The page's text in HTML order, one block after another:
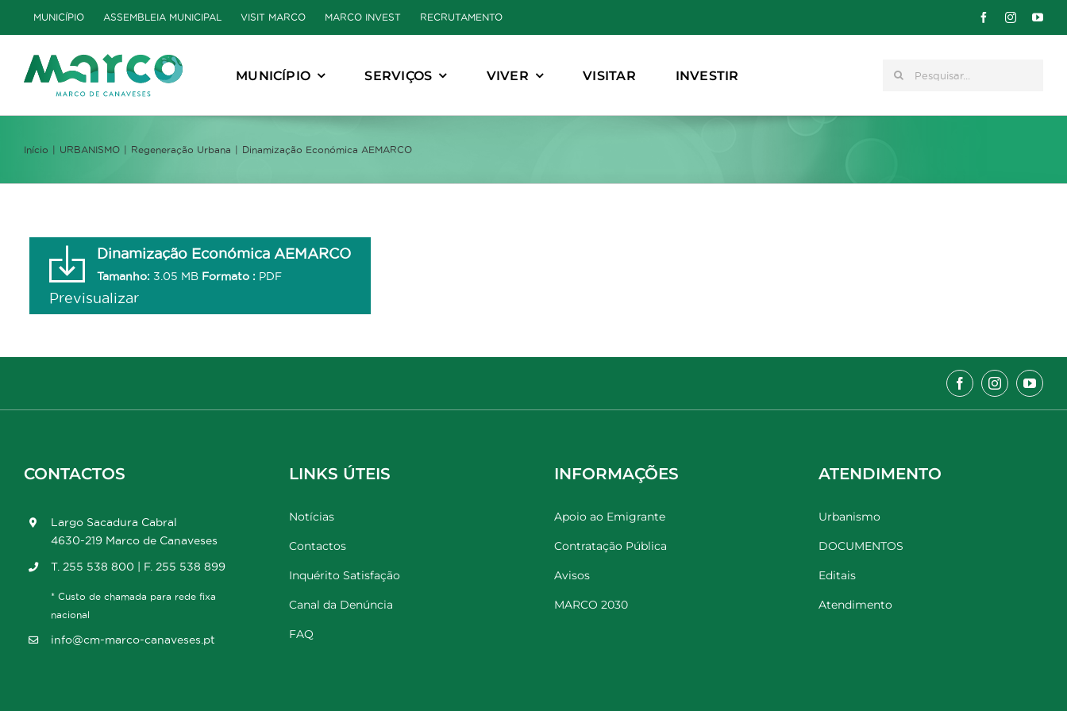
to
content
MUNICÍPIO ASSEMBLEIA MUNICIPAL VISIT MARCO MARCO INVEST RECRUTAMENTO
MUNICÍPIO SERVIÇOS VIVER VISITAR INVESTIR Pesquisar
Início URBANISMO Regeneração Urbana Dinamização Económica AEMARCO
Dinamização Económica AEMARCO
Tamanho: 3.05 MB Formato : PDF
Previsualizar
CONTACTOS
Largo Sacadura Cabral
4630-219 Marco de Canaveses
T. 255 538 800 | F. 255 538 899
* Custo de chamada para rede fixa
nacional
info@cm-marco-canaveses.pt
LINKS ÚTEIS
Notícias
Contactos
Inquérito Satisfação
Canal da Denúncia
FAQ
INFORMAÇÕES
Apoio ao Emigrante
Contratação Pública
Avisos
MARCO 2030
ATENDIMENTO
Urbanismo
DOCUMENTOS
Editais
Atendimento